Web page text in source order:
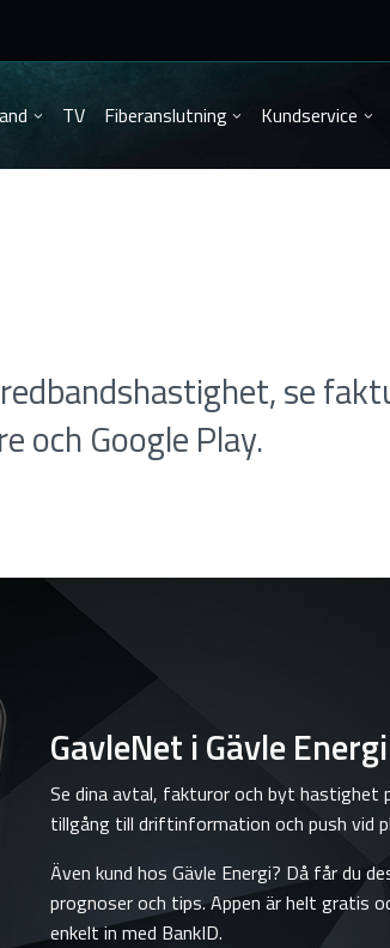
TV Fiberanslutning Kundservice
se
och Google Play.
GavleNet i Gävle
Se dina avtal, fakturor och byt hastighet
tillgång till driftinformation och push vid
Även kund hos Gävle Energi? Då får du
prognoser och tips. Appen är helt gratis
enkelt in med BankID.